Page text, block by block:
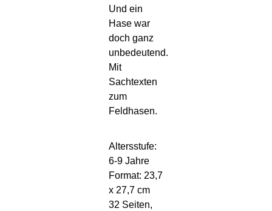
Und ein
Hase war
doch ganz
unbedeutend.
Mit
Sachtexten
zum
Feldhasen.
Altersstufe:
6-9 Jahre
Format: 23,7
x 27,7 cm
32 Seiten,